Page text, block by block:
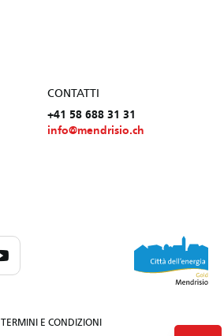
CONTATTI
+41 58 688 31 31
info@mendrisio.ch
TERMINI E CONDIZIONI